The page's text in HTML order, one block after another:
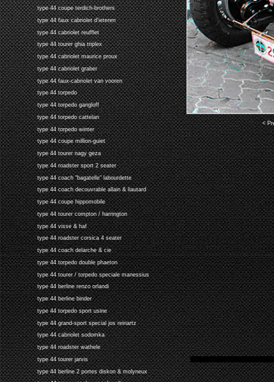
type 44 coupe terdich-brothers
type 44 faux cabriolet d'ieteren
type 44 cabriolet reufflet
type 44 tourer ghia triplex
type 44 cabriolet maurice proux
type 44 cabriolet graber
type 44 faux-cabriolet van vooren
type 44 torpedo
type 44 torpedo gangloff
type 44 torpedo cattelan
type 44 torpedo winter
type 44 coupe million-guiet
type 44 tourer nagy geza
type 44 roadster sport 2 seater
type 44 coach "bagatelle" labourdette
type 44 coach decouvrable allain & liautard
type 44 coupe hippomobile
type 44 tourer compton / harrington
type 44 visse & haf
type 44 roadster corsica 4 seater
type 44 coach delarche & cie
type 44 torpedo double phaeton
type 44 tourer / torpedo speciale manessius
type 44 berline renzo orlandi
type 44 berline binder
type 44 torpedo sport usine
type 44 grand-sport special jos reinartz
type 44 cabriolet sodomka
type 44 roadster wathele
type 44 tourer jarvis
type 44 berline 2 portes diskon & molyneux
<